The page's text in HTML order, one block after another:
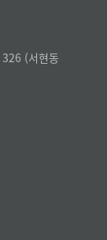
(서현동